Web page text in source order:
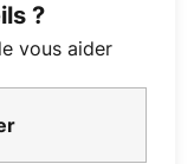
?
vous aider